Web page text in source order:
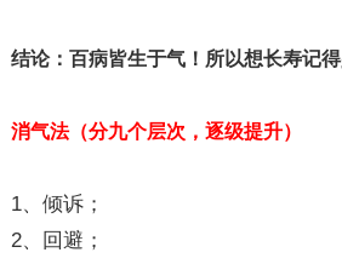
结论： 百病皆生于气！ 所以想长寿记得
消气法（分九个层次，逐级提升）
1、倾诉；
2、回避；